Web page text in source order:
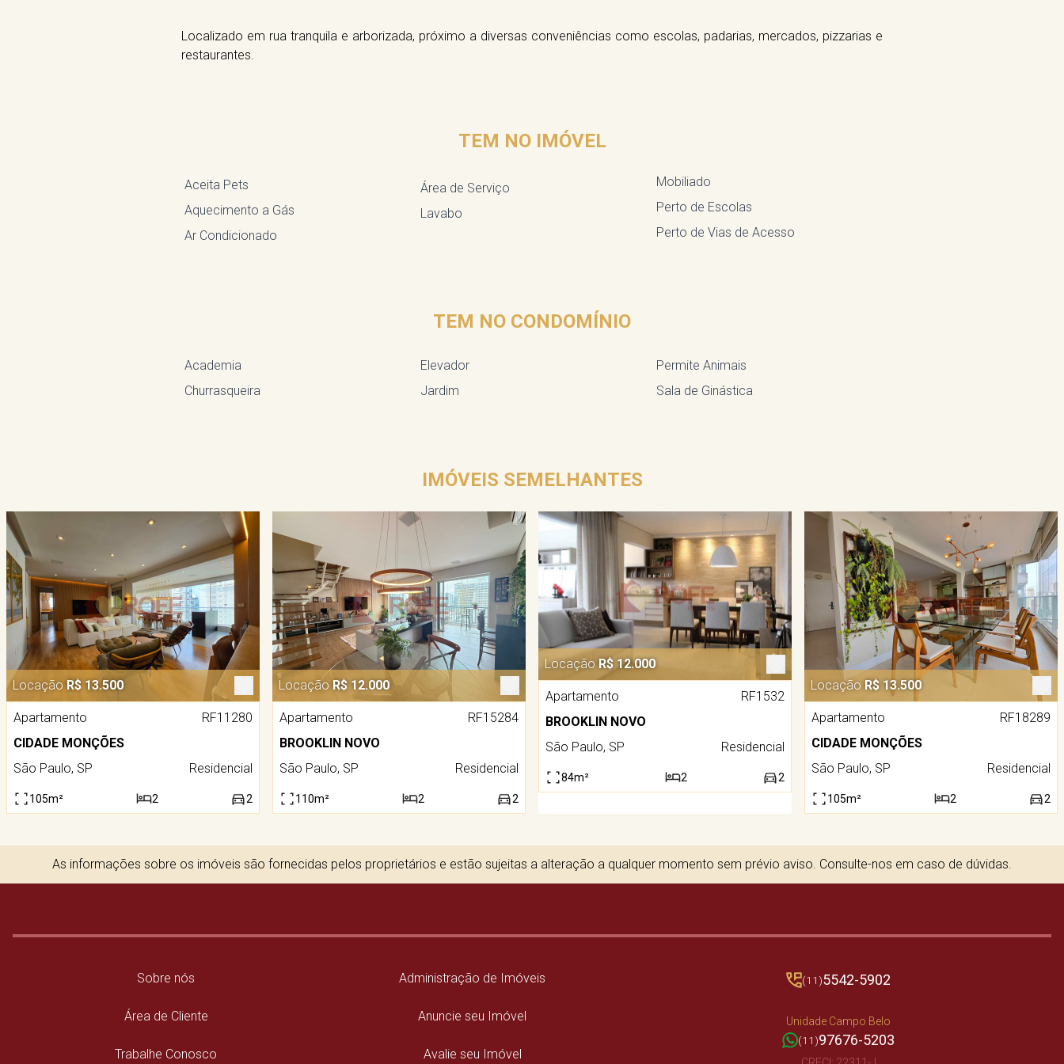
Localizado em rua tranquila e arborizada, próximo a diversas conveniências como escolas, padarias, mercados, pizzarias e
restaurantes.
TEM NO IMÓVEL
Aceita Pets
Aquecimento a Gás
Ar Condicionado
Área de Serviço
Lavabo
Mobiliado
Perto de Escolas
Perto de Vias de Acesso
TEM NO CONDOMÍNIO
Academia
Churrasqueira
Elevador
Jardim
Permite Animais
Sala de Ginástica
IMÓVEIS SEMELHANTES
Locação R$ 13.500
Apartamento
RF11280
CIDADE MONÇÕES
São Paulo, SP
Residencial
105m² 2 2
Locação R$ 12.000
Apartamento
RF15284
BROOKLIN NOVO
São Paulo, SP
Residencial
110m² 2 2
Locação R$ 12.000
Apartamento
RF1532
BROOKLIN NOVO
São Paulo, SP
Residencial
84m² 2 2
Locação R$ 13.500
Apartamento
RF18289
CIDADE MONÇÕES
São Paulo, SP
Residencial
105m² 2 2
As informações sobre os imóveis são fornecidas pelos proprietários e estão sujeitas a alteração a qualquer momento sem prévio aviso. Consulte-nos em caso de dúvidas.
Sobre nós
Área de Cliente
Trabalhe Conosco
Administração de Imóveis
Anuncie seu Imóvel
Avalie seu Imóvel
(11)5542-5902
Unidade Campo Belo
(11)97676-5203